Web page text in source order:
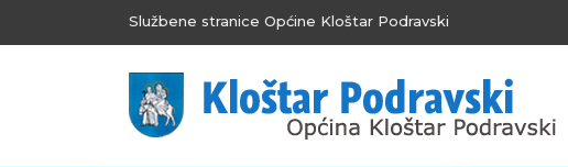
Službene stranice Općine Kloštar Podravski